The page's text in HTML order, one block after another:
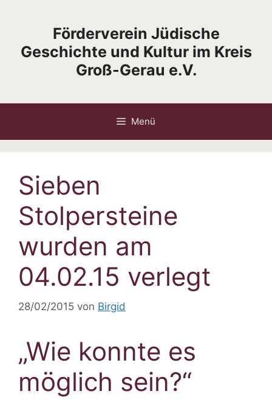
Förderverein Jüdische
Geschichte und Kultur im Kreis
Groß-Gerau e.V.
Menü
Sieben
Stolpersteine
wurden am
04.02.15 verlegt
28/02/2015 von Birgid
„Wie konnte es
möglich sein?“